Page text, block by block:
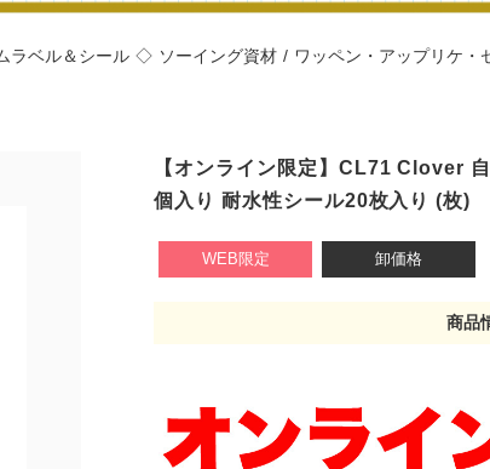
ラベル＆シール ◇ ソーイング資材 / ワッペン・アップリケ・
【オンライン限定】CL71 Clover
個入り 耐水性シール20枚入り (枚)
WEB限定 卸価格
商品